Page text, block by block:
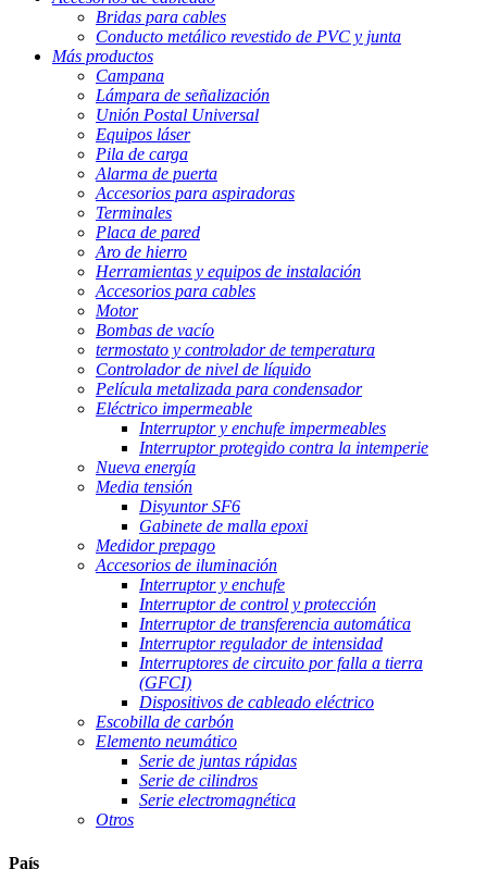
Bridas para cables
Conducto metálico revestido de PVC y junta
Más productos
Campana
Lámpara de señalización
Unión Postal Universal
Equipos láser
Pila de carga
Alarma de puerta
Accesorios para aspiradoras
Terminales
Placa de pared
Aro de hierro
Herramientas y equipos de instalación
Accesorios para cables
Motor
Bombas de vacío
termostato y controlador de temperatura
Controlador de nivel de líquido
Película metalizada para condensador
Eléctrico impermeable
Interruptor y enchufe impermeables
Interruptor protegido contra la intemperie
Nueva energía
Media tensión
Disyuntor SF6
Gabinete de malla epoxi
Medidor prepago
Accesorios de iluminación
Interruptor y enchufe
Interruptor de control y protección
Interruptor de transferencia automática
Interruptor regulador de intensidad
Interruptores de circuito por falla a tierra
(GFCI)
Dispositivos de cableado eléctrico
Escobilla de carbón
Elemento neumático
Serie de juntas rápidas
Serie de cilindros
Serie electromagnética
Otros
País